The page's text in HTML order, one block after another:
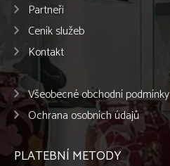
Partneři
Ceník služeb
Kontakt
Všeobecné obchodní podmínky
Ochrana osobních údajů
PLATEBNÍ METODY